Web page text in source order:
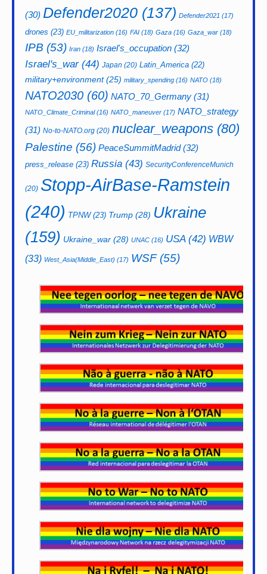
(30) Defender2020 (137) Defender2021 (17)
drones (23) EU_militarization (16) FAI (18) Gaza (16) Gaza_war (18)
IPB (53) Iran (18) Israel's_occupation (32)
Israel's_war(44) Japan (20) Latin_America (22)
military+environment(25) military_spending (16) NATO (18)
NATO2030 (60) NATO_70_Germany (31)
NATO_Climate_Criminal(16) NATO_maneuver (17) NATO_strategy
(31) No-to-NATO.org (20) nuclear_weapons (80)
Palestine (56) PeaceSummitMadrid(32)
press_release (23) Russia (43) SecurityConferenceMunich
(20) Stopp-AirBase-Ramstein
(240) TPNW(23) Trump (28) Ukraine
(159) Ukraine_war (28) UNAC (16) USA(42) WBW
(33) West_Asia(Middle_East) (17) WSF(55)